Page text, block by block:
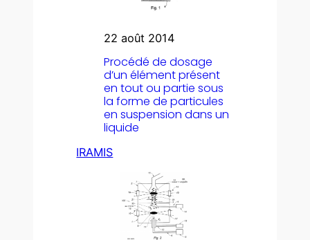
22 août 2014
Procédé de dosage
d’un élément présent
en tout ou partie sous
la forme de particules
en suspension dans un
liquide
IRAMIS